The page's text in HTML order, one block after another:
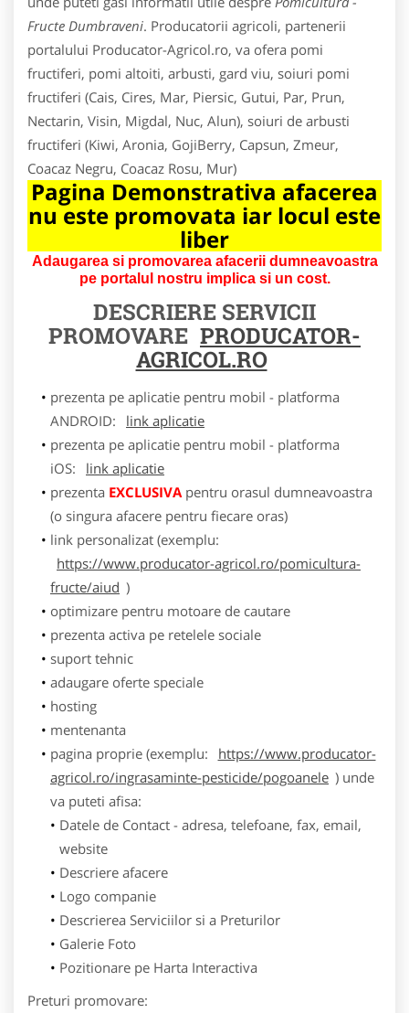
Fructe Dumbraveni. Producatorii agricoli, partenerii
portalului Producator-Agricol.ro, va ofera pomi
fructiferi, pomi altoiti, arbusti, gard viu, soiuri pomi
fructiferi (Cais, Cires, Mar, Piersic, Gutui, Par, Prun,
Nectarin, Visin, Migdal, Nuc, Alun), soiuri de arbusti
fructiferi (Kiwi, Aronia, GojiBerry, Capsun, Zmeur,
Coacaz Negru, Coacaz Rosu, Mur)
Pagina Demonstrativa afacerea
nu este promovata iar locul este
liber
Adaugarea si promovarea afacerii dumneavoastra
pe portalul nostru implica si un cost.
DESCRIERE SERVICII
PROMOVARE PRODUCATOR-
AGRICOL.RO
prezenta pe aplicatie pentru mobil - platforma
ANDROID:
link aplicatie
prezenta pe aplicatie pentru mobil - platforma
iOS:
link aplicatie
prezenta EXCLUSIVApentru orasul dumneavoastra
(o singura afacere pentru fiecare oras)
link personalizat (exemplu:
https://www.producator-agricol.ro/pomicultura-
fructe/aiud )
optimizare pentru motoare de cautare
prezenta activa pe retelele sociale
suport tehnic
adaugare oferte speciale
hosting
mentenanta
pagina proprie (exemplu:
https://www.producator-
agricol.ro/ingrasaminte-pesticide/pogoanele ) unde
va puteti afisa:
Datele de Contact - adresa, telefoane, fax, email,
website
Descriere afacere
Logo companie
Descrierea Serviciilor si a Preturilor
Galerie Foto
Pozitionare pe Harta Interactiva
Preturi promovare: